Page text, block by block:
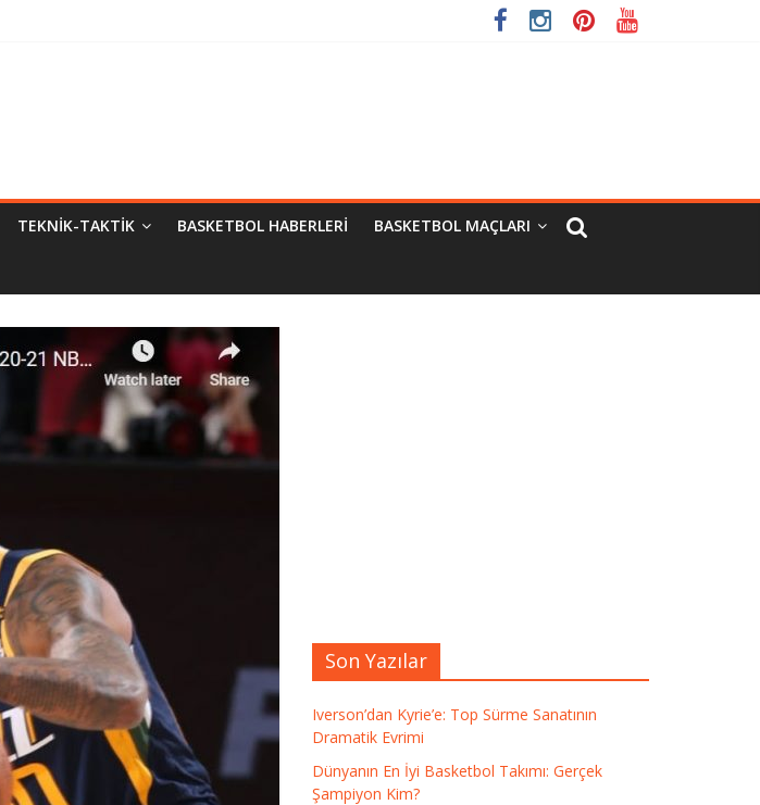
TEKNIK-TAKTIK BASKETBOL HABERLERI BASKETBOL MAÇLARI
Son Yazılar
Iverson’dan Kyrie’e: Top Sürme Sanatının
Dramatik Evrimi
Dünyanın En İyi Basketbol Takımı: Gerçek
Şampiyon Kim?